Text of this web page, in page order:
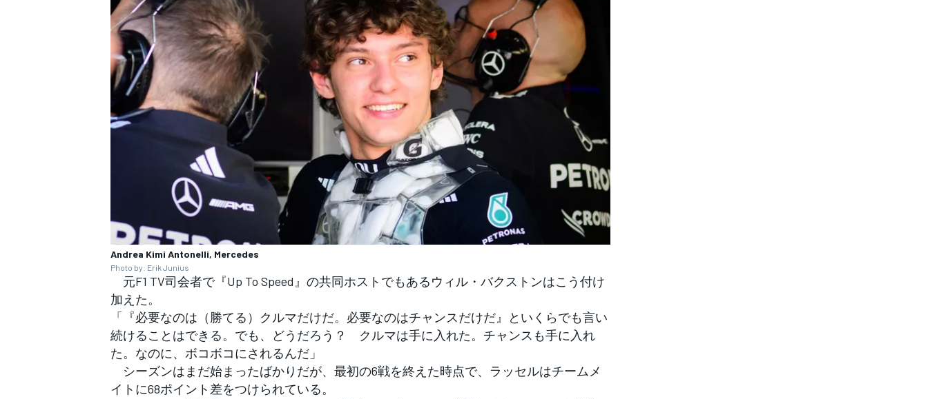
すべてのカテゴリー
Andrea Kimi Antonelli, Mercedes
Photo by: Erik Junius
元F1 TV司会者で『Up To Speed』の共同ホストでもあるウィル・バクストンはこう付け
加えた。
「『必要なのは（勝てる）クルマだけだ。必要なのはチャンスだけだ』といくらでも言い
続けることはできる。でも、どうだろう？ クルマは手に入れた。チャンスも手に入れ
た。なのに、ボコボコにされるんだ」
シーズンはまだ始まったばかりだが、最初の6戦を終えた時点で、ラッセルはチームメ
イトに68ポイント差をつけられている。